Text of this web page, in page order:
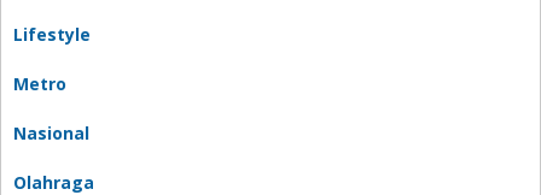
Lifestyle
Metro
Nasional
Olahraga